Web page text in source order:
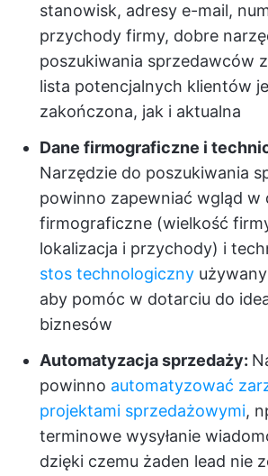
stanowisk, adresy e-mail,
przychody firmy, dobre
poszukiwania sprzedawców
lista potencjalnych klientów
zakończona, jak i aktualna
Dane firmograficzne i
Narzędzie do poszukiwania
powinno zapewniać wgląd w
firmograficzne (wielkość
lokalizacja i przychody) i
stos technologiczny
aby pomóc w dotarciu do
biznesów
Automatyzacja sprzedaży:
powinno automatyzować
projektami sprzedażowymi,
terminowe wysyłanie
dzięki czemu żaden lead nie